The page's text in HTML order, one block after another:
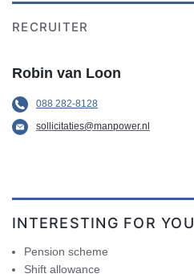
RECRUITER
Robin van Loon
088 282-8128
sollicitaties@manpower.nl
INTERESTING FOR YOU
Pension scheme
Shift allowance